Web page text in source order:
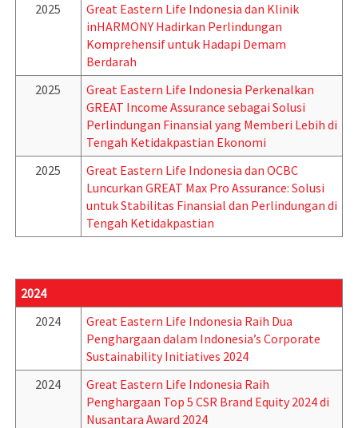
2025
Great Eastern Life Indonesia dan Klinik
inHARMONY Hadirkan Perlindungan
Komprehensif untuk Hadapi Demam
Berdarah
2025
Great Eastern Life Indonesia Perkenalkan
GREAT Income Assurance sebagai Solusi
Perlindungan Finansial yang Memberi Lebih di
Tengah Ketidakpastian Ekonomi
2025
Great Eastern Life Indonesia dan OCBC
Luncurkan GREAT Max Pro Assurance: Solusi
untuk Stabilitas Finansial dan Perlindungan di
Tengah Ketidakpastian
2024
2024
Great Eastern Life Indonesia Raih Dua
Penghargaan dalam Indonesia’s Corporate
Sustainability Initiatives 2024
2024
Great Eastern Life Indonesia Raih
Penghargaan Top 5 CSR Brand Equity 2024 di
Nusantara Award 2024